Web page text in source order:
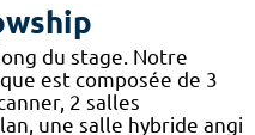
du stage. Notre
est composée de 3
2 salles
une salle hybride angi